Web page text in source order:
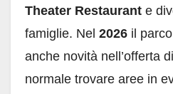
Theater Restaurant e
famiglie. Nel 2026 il
anche novità nell’offerta
normale trovare aree in